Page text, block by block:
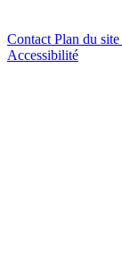
Contact Plan du site
Accessibilité